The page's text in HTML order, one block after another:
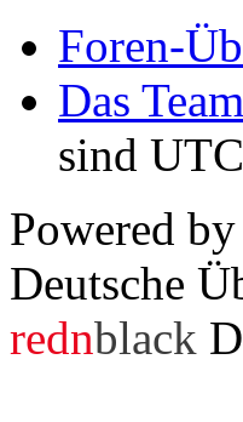
Foren-
Das Team
sind
Powered by
Deutsche
rednblack